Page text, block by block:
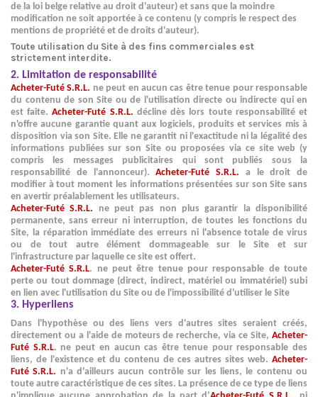
de la loi belge relative au droit d'auteur) et sans que la moindre
modification ne soit apportée à ce contenu (y compris le respect des
mentions de propriété et de droits d'auteur).
Toute utilisation du Site à des fins commerciales est
strictement interdite.
2. Limitation de responsabilité
Acheter-Futé S.R.L. ne peut en aucun cas être tenue pour responsable
du contenu de son Site ou de l'utilisation directe ou indirecte qui en
est faite.Acheter-Futé S.R.L. décline dès lors toute responsabilité et
n'offre aucune garantie quant aux logiciels, produits et services mis à
disposition via son Site. Elle ne garantit ni l'exactitude ni la légalité des
informations publiées sur son Site ou proposées via ce site web (y
compris les messages publicitaires qui sont publiés sous la
responsabilité de l'annonceur).Acheter-Futé S.R.L.
a le droit de
modifier à tout moment les informations présentées sur son Site sans
en avertir préalablement les utilisateurs.
Acheter-Futé S.R.L.
ne peut pas non plus garantir la disponibilité
permanente, sans erreur ni interruption, de toutes les fonctions du
Site, la réparation immédiate des erreurs ni l'absence totale de virus
ou de tout autre élément dommageable sur le Site et sur
l'infrastructure par laquelle ce site est offert.
Acheter-Futé S.R.L. ne peut être tenue pour responsable de toute
perte ou tout dommage (direct, indirect, matériel ou immatériel) subi
en lien avec l'utilisation du Site ou de l'impossibilité d'utiliser le Site
3. Hyperliens
Dans l'hypothèse ou des liens vers d'autres sites seraient créés,
directement ou a l'aide de moteurs de recherche, via ce Site, Acheter-
Futé S.R.L. ne peut en aucun cas être tenue pour responsable des
liens, de l'existence et du contenu de ces autres sites web. Acheter-
Futé S.R.L.
n'a d'ailleurs aucun contrôle sur les liens, le contenu ou
toute autre caractéristique de ces sites. La présence de ce type de liens